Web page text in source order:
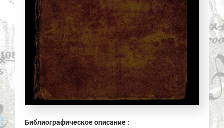
Библиографическое описание :